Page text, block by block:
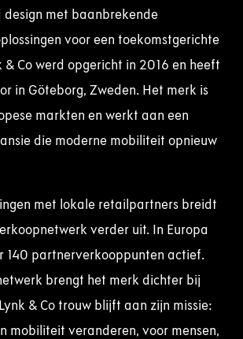
met baanbrekende
voor een toekomstgerichte
& Co werd opgericht in 2016 en heeft
in Göteborg, Zweden. Het merk is
markten en werkt aan een
die moderne mobiliteit opnieuw
met lokale retailpartners breidt
verder uit. In Europa
140 partnerverkooppunten actief.
brengt het merk dichter bij
& Co trouw blijft aan zijn missie:
mobiliteit veranderen, voor mensen,